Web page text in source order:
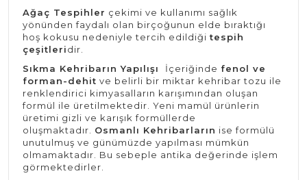
Ağaç Tespihler çekimi ve kullanımı sağlık
yönünden faydalı olan birçoğunun elde bıraktığı
hoş kokusu nedeniyle tercih edildiğitespih
çeşitleridir.
Sıkma Kehribarın Yapılışı
İçeriğinde fenol ve
forman-dehit ve belirli bir miktar kehribar tozu ile
renklendirici kimyasalların karışımından oluşan
formül ile üretilmektedir. Yeni mamül ürünlerin
üretimi gizli ve karışık formüllerde
oluşmaktadır. Osmanlı Kehribarların ise formülü
unutulmuş ve günümüzde yapılması mümkün
olmamaktadır. Bu sebeple antika değerinde işlem
görmektedirler.